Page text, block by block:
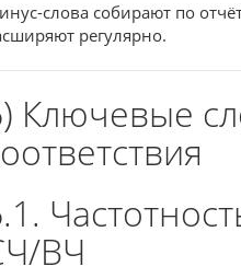
слова собирают по
регулярно.
Ключевые
ВЧ